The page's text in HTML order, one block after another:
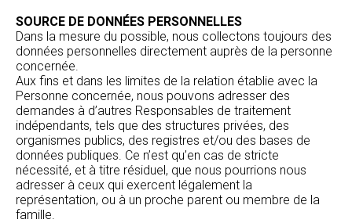
SOURCE DE DONNÉES PERSONNELLES
Dans la mesure du possible, nous collectons toujours des
données personnelles directement auprès de la personne
concernée.
Aux fins et dans les limites de la relation établie avec la
Personne concernée, nous pouvons adresser des
demandes à d’autres Responsables de traitement
indépendants, tels que des structures privées, des
organismes publics, des registres et/ou des bases de
données publiques. Ce n’est qu’en cas de stricte
nécessité, et à titre résiduel, que nous pourrions nous
adresser à ceux qui exercent légalement la
représentation, ou à un proche parent ou membre de la
famille.